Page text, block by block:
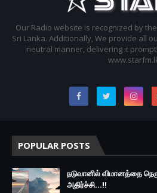
Our Radio website is recognized by
Sri Lanka. Additionally, We provide all
neutral manner, delivering it
POPULAR POSTS
நடுவானில் விமானத்தை
அதிர்ச்சி...!!